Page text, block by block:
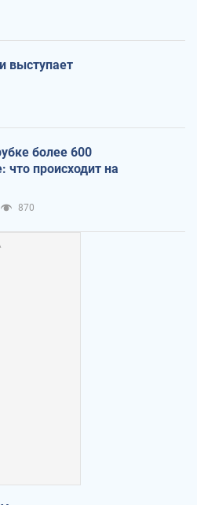
выступает
более 600
что происходит на
870